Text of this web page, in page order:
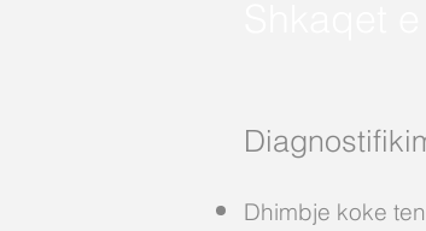
Dhimbje koke